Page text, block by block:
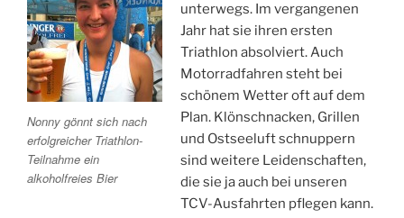
Nonny gönnt sich nach
erfolgreicher Triathlon-
Teilnahme ein
alkoholfreies Bier
unterwegs. Im vergangenen
Jahr hat sie ihren ersten
Triathlon absolviert. Auch
Motorradfahren steht bei
schönem Wetter oft auf dem
Plan. Klönschnacken, Grillen
und Ostseeluft schnuppern
sind weitere Leidenschaften,
die sie ja auch bei unseren
TCV-Ausfahrten pflegen kann.